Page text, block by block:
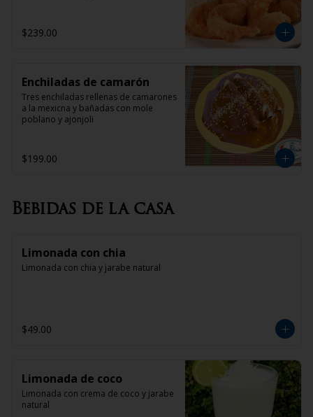
$239.00
Enchiladas de camarón
Tres enchiladas rellenas de camarones
a la mexicna y bañadas con mole
poblano y ajonjoli
$199.00
Bebidas de la casa
Limonada con chia
Limonada con chia y jarabe natural
$49.00
Limonada de coco
Limonada con crema de coco y jarabe
natural